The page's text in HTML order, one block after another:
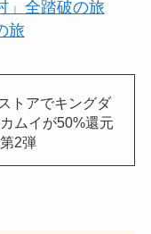
」全踏破の旅
旅
トアでキングダ
ムイが50%還元
2弾